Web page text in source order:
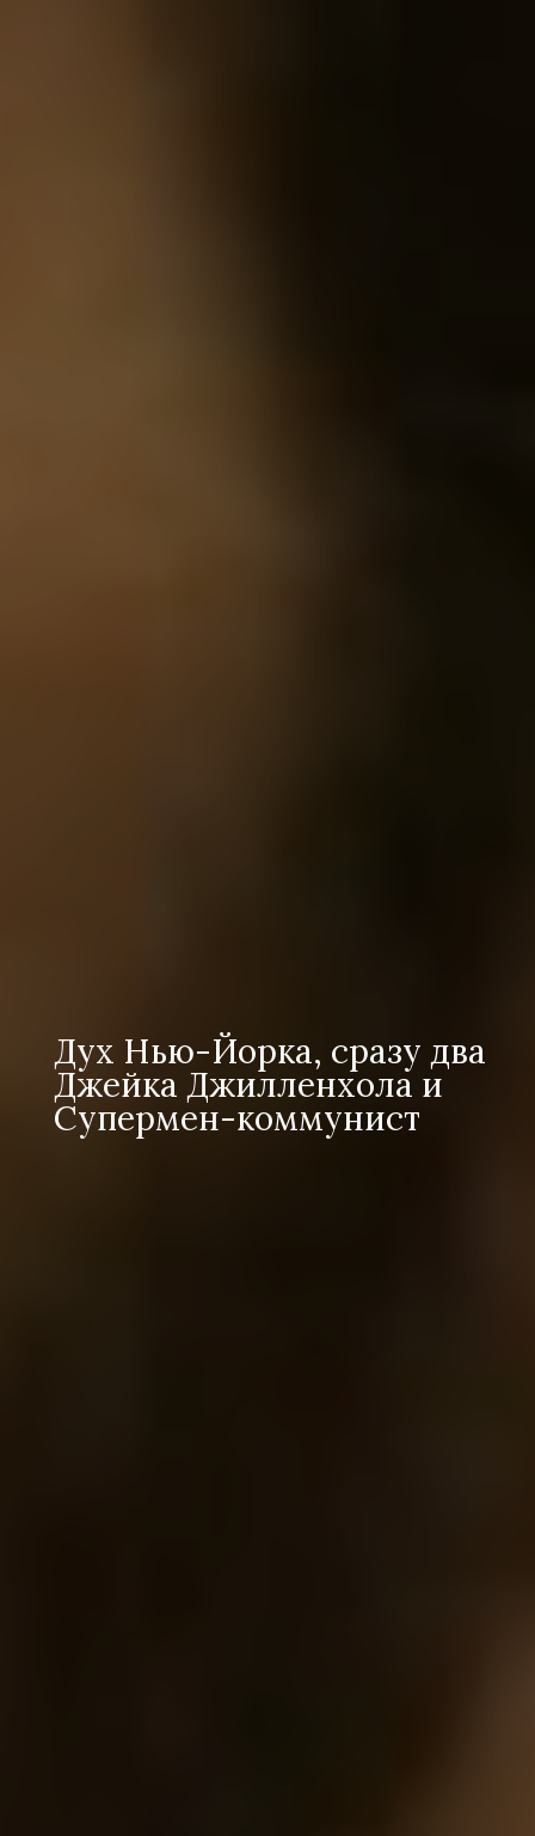
Дух Нью-Йорка, сразу два
Джейка Джилленхола и
Супермен-коммунист